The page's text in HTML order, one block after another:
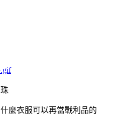
麼衣服可以再當戰利品的